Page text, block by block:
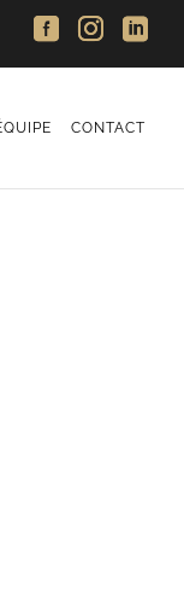
CONTACT